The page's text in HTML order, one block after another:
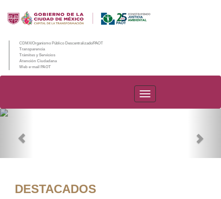
CDMX/Organismo Público Descentralizado/PAOT
Transparencia
Trámites y Servicios
Atención Ciudadana
Web e-mail PAOT
PAOT
DESTACADOS